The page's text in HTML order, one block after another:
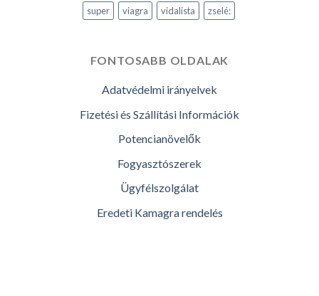
super
viagra vidalista zselé:
FONTOSABB OLDALAK
Adatvédelmi irányelvek
Fizetési és Szállítási Információk
Potencianövelők
Fogyasztószerek
Ügyfélszolgálat
Eredeti Kamagra rendelés